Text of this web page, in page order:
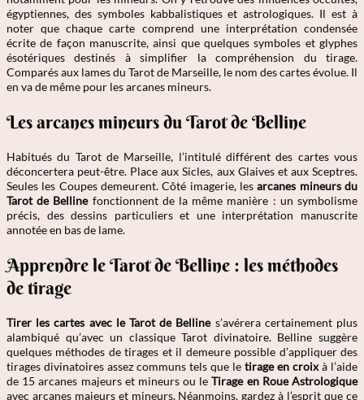
égyptiennes, des symboles kabbalistiques et astrologiques. Il est à
noter que chaque carte comprend une interprétation condensée
écrite de façon manuscrite, ainsi que quelques symboles et glyphes
ésotériques destinés à simplifier la compréhension du tirage.
Comparés aux lames du Tarot de Marseille, le nom des cartes évolue. Il
en va de même pour les arcanes mineurs.
Les arcanes mineurs du Tarot de Belline
Habitués du Tarot de Marseille, l’intitulé différent des cartes vous
déconcertera peut-être. Place aux Sicles, aux Glaives et aux Sceptres.
Seules les Coupes demeurent. Côté imagerie, lesarcanes mineurs du
Tarot de Bellinefonctionnent de la même manière : un symbolisme
précis, des dessins particuliers et une interprétation manuscrite
annotée en bas de lame.
Apprendre le Tarot de Belline : les méthodes
de tirage
Tirer les cartes avec le Tarot de Bellines’avérera certainement plus
alambiqué qu’avec un classique Tarot divinatoire. Belline suggère
quelques méthodes de tirages et il demeure possible d’appliquer des
tirages divinatoires assez communs tels que le tirage en croixà l’aide
de 15 arcanes majeurs et mineurs ou leTirage en Roue Astrologique
avec arcanes majeurs et mineurs. Néanmoins, gardez à l’esprit que ce